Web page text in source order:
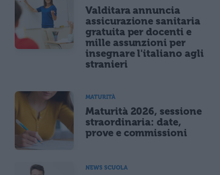
Valditara annuncia
assicurazione sanitaria
gratuita per docenti e
mille assunzioni per
insegnare l'italiano agli
stranieri
MATURITÀ
Maturità 2026, sessione
straordinaria: date,
prove e commissioni
NEWS SCUOLA